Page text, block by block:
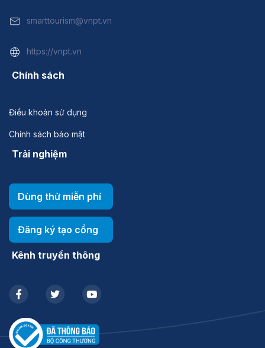
smarttourism@vnpt.vn
https://vnpt.vn
Chính sách
Điều khoản sử dụng
Chính sách bảo mật
Trải nghiệm
Dùng thử miễn phí
Đăng ký tạo cổng
Kênh truyền thông